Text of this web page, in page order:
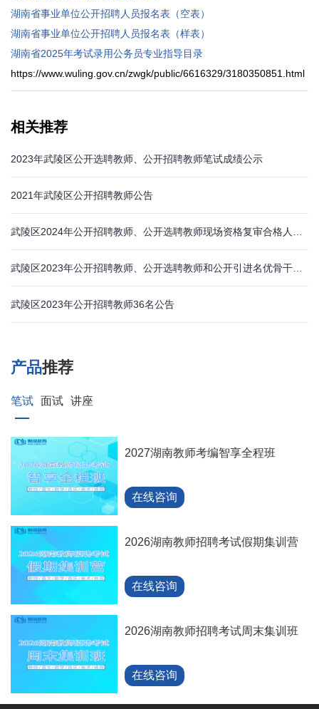
湖南省事业单位公开招聘人员报名表（空表）
湖南省事业单位公开招聘人员报名表（样表）
湖南省2025年考试录用公务员专业指导目录
https://www.wuling.gov.cn/zwgk/public/6616329/3180350851.html
相关推荐
2023年武陵区公开选聘教师、公开招聘教师笔试成绩公示
2021年武陵区公开招聘教师公告
武陵区2023年公开招聘教师36名公告
产品推荐
笔试 面试 讲座
2027湖南教师考编智享全程班
在线咨询
2026湖南教师招聘考试假期集训营
在线咨询
2026湖南教师招聘考试周末集训班
在线咨询